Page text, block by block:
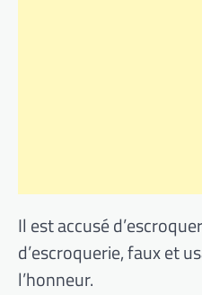
Il est accusé
d’escroquerie, faux et
l’honneur.